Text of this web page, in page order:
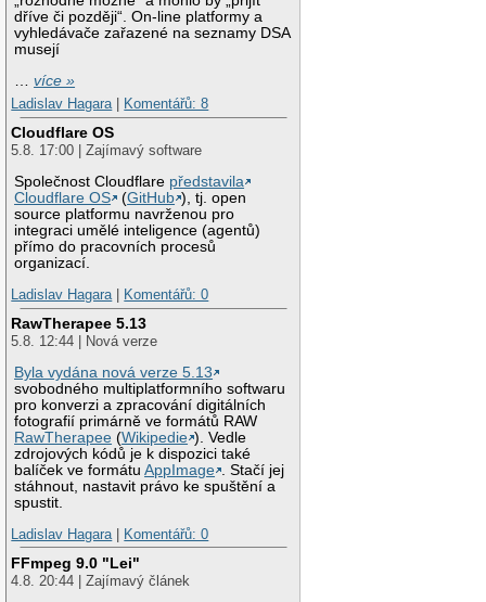
dříve či později“. On-line platformy a
vyhledávače zařazené na seznamy DSA
musejí
…více »
Ladislav Hagara| Komentářů: 8
Cloudflare OS
5.8. 17:00 | Zajímavý software
Společnost Cloudflare představila
Cloudflare OS
(GitHub ), tj. open
source platformu navrženou pro
integraci umělé inteligence (agentů)
přímo do pracovních procesů
organizací.
Ladislav Hagara| Komentářů: 0
RawTherapee 5.13
5.8. 12:44 | Nová verze
Byla vydána nová verze 5.13
svobodného multiplatformního softwaru
pro konverzi a zpracování digitálních
fotografií primárně ve formátů RAW
RawTherapee (Wikipedie ). Vedle
zdrojových kódů je k dispozici také
balíček ve formátuAppImage
. Stačí jej
stáhnout, nastavit právo ke spuštění a
spustit.
Ladislav Hagara| Komentářů: 0
FFmpeg 9.0 "Lei"
4.8. 20:44 | Zajímavý článek